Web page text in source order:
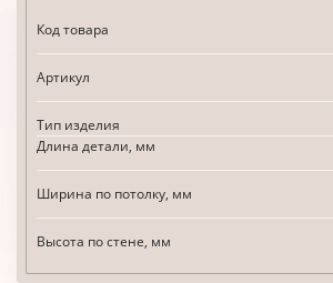
Код товара
Артикул
Тип изделия
Длина детали, мм
Ширина по потолку, мм
Высота по стене, мм